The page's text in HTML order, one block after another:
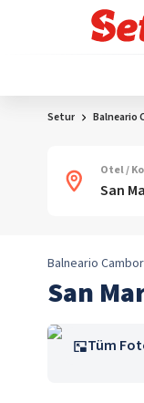
Setur Balneario
Otel /
Balneario
San
Tüm